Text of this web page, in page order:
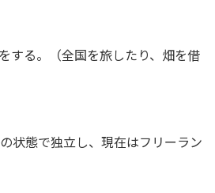
する。（全国を旅したり、畑を借
状態で独立し、現在はフリーラン